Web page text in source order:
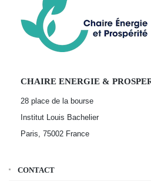
CHAIRE ENERGIE &
28 place de la bourse
Institut Louis Bachelier
Paris, 75002 France
CONTACT